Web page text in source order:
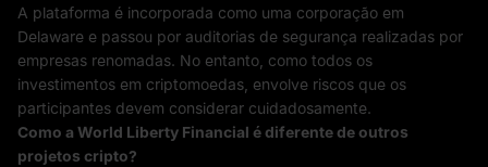
A plataforma é incorporada como uma corporação em
Delaware e passou por auditorias de segurança realizadas por
empresas renomadas. No entanto, como todos os
investimentos em criptomoedas, envolve riscos que os
participantes devem considerar cuidadosamente.
Como a World Liberty Financial é diferente de outros
projetos cripto?